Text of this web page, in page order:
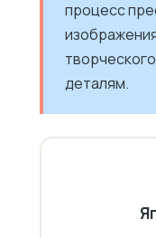
процесс
деталям.